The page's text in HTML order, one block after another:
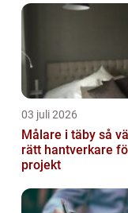
03 juli 2026
Målare i täby så väljer du
rätt hantverkare
projekt